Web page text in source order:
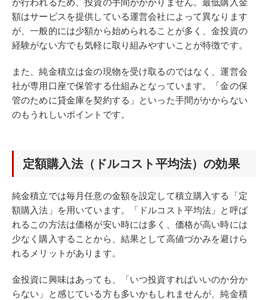
が行われるため、投資の手間がかかりません。最低購入金
額はサービスを提供している運営会社によって異なります
が、一般的には少額から始められることが多く、金投資の
経験がない方でも気軽に取り組みやすいことが特徴です。
また、純金積立は金の現物を受け取るのではなく、運営会
社が専用口座で保管する仕組みとなっています。「金の保
管のために貸金庫を契約する」といった手間がかからない
のもうれしいポイントです。
定額購入法（ドルコスト平均法）の効果
純金積立では毎月任意の金額を設定して積立購入する「定
額購入法」を用いています。「ドルコスト平均法」と呼ば
れるこの方法は価格が安い時には多く、価格が高い時には
少なく購入することから、結果として高値づかみを避けら
れるメリットがあります。
金投資に興味はあっても、「いつ投資すればいいのか分か
らない」と感じている方も多いかもしれませんが、純金積